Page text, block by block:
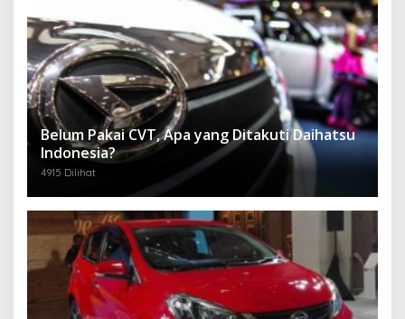
Belum Pakai CVT, Apa yang Ditakuti Daihatsu
Indonesia?
4915 Dilihat